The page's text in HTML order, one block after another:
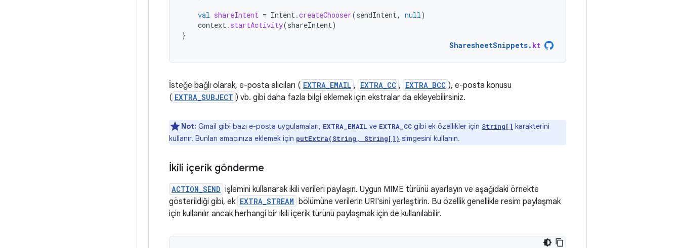
val shareIntent = Intent.createChooser(sendIntent, null)
context. startActivity(shareIntent)
}
SharesheetSnippets. kt
İsteğe bağlı olarak, e-posta alıcıları ( EXTRA_EMAIL , EXTRA_CC , EXTRA_BCC ), e-posta konusu
( EXTRA_SUBJECT ) vb. gibi daha fazla bilgi eklemek için ekstralar da ekleyebilirsiniz.
Not: Gmail gibi bazı e-posta uygulamaları, EXTRA_EMAIL ve EXTRA_CC gibi ek özellikler için String[] karakterini
kullanır. Bunları amacınıza eklemek için putExtra(String, String[]) simgesini kullanın.
İkili içerik gönderme
ACTION_SEND işlemini kullanarak ikili verileri paylaşın. Uygun MIME türünü ayarlayın ve aşağıdaki örnekte
gösterildiği gibi, ek EXTRA_STREAM bölümüne verilerin URI'sini yerleştirin. Bu özellik genellikle resim paylaşmak
için kullanılır ancak herhangi bir ikili içerik türünü paylaşmak için de kullanılabilir.